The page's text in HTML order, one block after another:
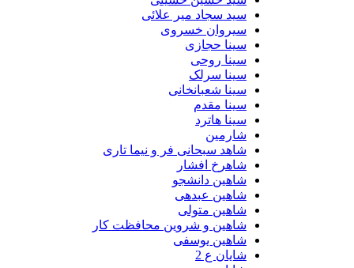
سید سجاد میر علائی
سیروان خسروی
سینا حجازی
سینا روحی
سینا سرلک
سینا شعبانخانی
سینا مقدم
سینا هاترد
شارمین
شاهد سبحانی فر و نیما تاری
شاهرخ افشار
شاهین دانشجو
شاهین عبدهی
شاهین متولی
شاهین و شروین محافظت کار
شاهین یوسفی
شایان ع 2